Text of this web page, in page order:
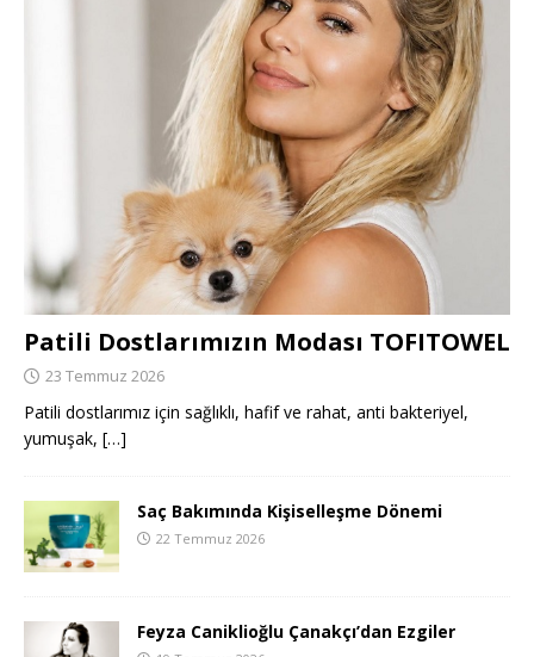
Patili Dostlarımızın Modası TOFITOWEL
23 Temmuz 2026
Patili dostlarımız için sağlıklı, hafif ve rahat, anti bakteriyel,
yumuşak, […]
Saç Bakımında Kişiselleşme Dönemi
22 Temmuz 2026
Feyza Caniklioğlu Çanakçı’dan Ezgiler